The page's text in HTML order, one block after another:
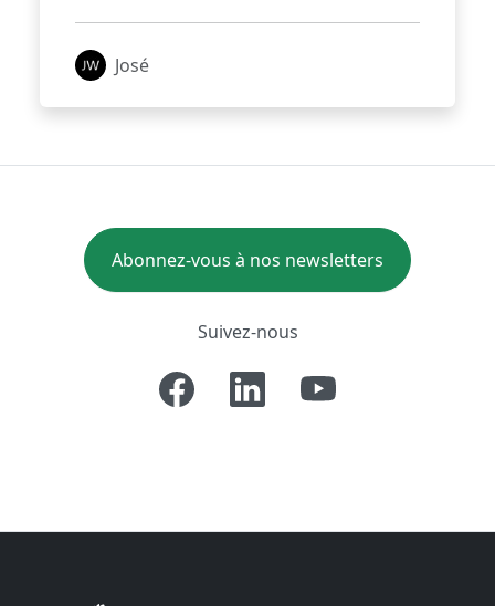
José
Abonnez-vous à nos newsletters
Suivez-nous